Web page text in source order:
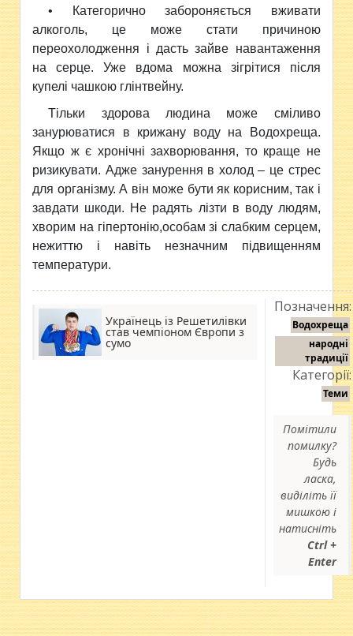
• Категорично забороняється вживати
алкоголь, це може стати причиною
переохолодження і дасть зайве навантаження
на серце. Уже вдома можна зігрітися після
купелі чашкою глінтвейну.
Тільки здорова людина може сміливо
занурюватися в крижану воду на Водохреща.
Якщо ж є хронічні захворювання, то краще не
ризикувати. Адже занурення в холод – це стрес
для організму. А він може бути як корисним, так і
завдати шкоди. Не радять лізти в воду людям,
хворим на гіпертонію,особам зі слабким серцем,
нежиттю і навіть незначним підвищенням
температури.
Українець із Решетилівки
став чемпіоном Європи з
сумо
Позначення:
Водохреща
народні
традиції
Категорії:
Теми
Помітили
помилку?
Будь
ласка,
виділіть її
мишкою і
натисніть
Ctrl +
Enter